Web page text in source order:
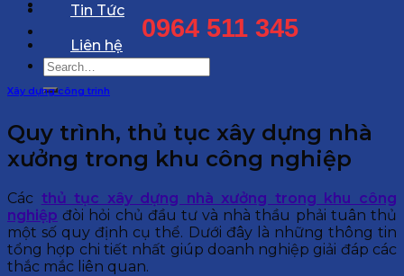
0964 511 345
Search
for:
Tin Tức
Liên hệ
Xây dựng công trinh
Quy trình, thủ tục xây dựng nhà
xưởng trong khu công nghiệp
Các thủ tục xây dựng nhà xưởng trong khu công
nghiệp đòi hỏi chủ đầu tư và nhà thầu phải tuân thủ
một số quy định cụ thể. Dưới đây là những thông tin
tổng hợp chi tiết nhất giúp doanh nghiệp giải đáp các
thắc mắc liên quan.